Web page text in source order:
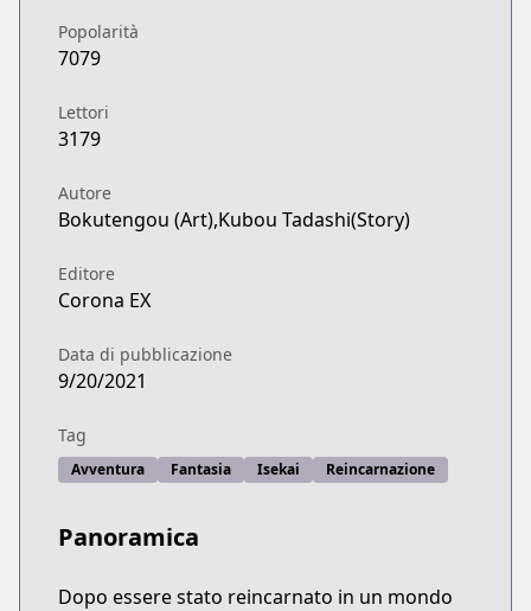
Popolarità
7079
Lettori
3179
Autore
Bokutengou (Art),Kubou Tadashi(Story)
Editore
Corona EX
Data di pubblicazione
9/20/2021
Tag
Avventura Fantasia Isekai Reincarnazione
Panoramica
Dopo essere stato reincarnato in un mondo